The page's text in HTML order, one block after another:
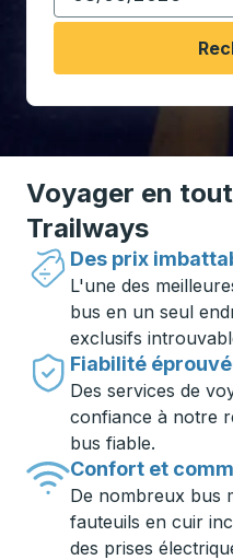
Voyager en
Trailways
Des prix
L'une des
bus en un seul
exclusifs
Fiabilité
Des services de
confiance à notre
bus fiable.
Confort et
De nombreux bus
fauteuils en cuir
des prises